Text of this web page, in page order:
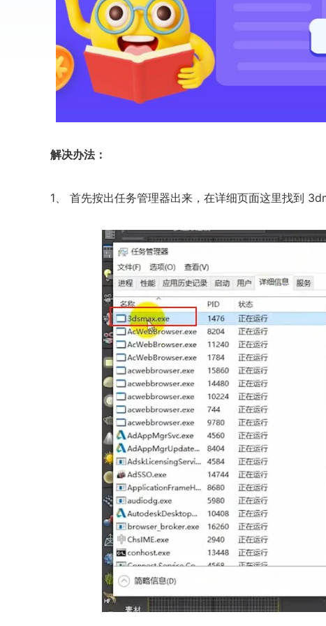
解决办法：
1、 首先按出任务管理器出来，在详细页面这里找到